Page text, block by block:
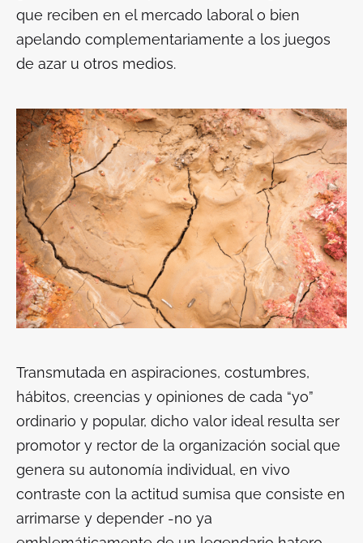
que reciben en el mercado laboral o bien
apelando complementariamente a los juegos
de azar u otros medios.
Transmutada en aspiraciones, costumbres,
hábitos, creencias y opiniones de cada “yo”
ordinario y popular, dicho valor ideal resulta ser
promotor y rector de la organización social que
genera su autonomía individual, en vivo
contraste con la actitud sumisa que consiste en
arrimarse y depender -no ya